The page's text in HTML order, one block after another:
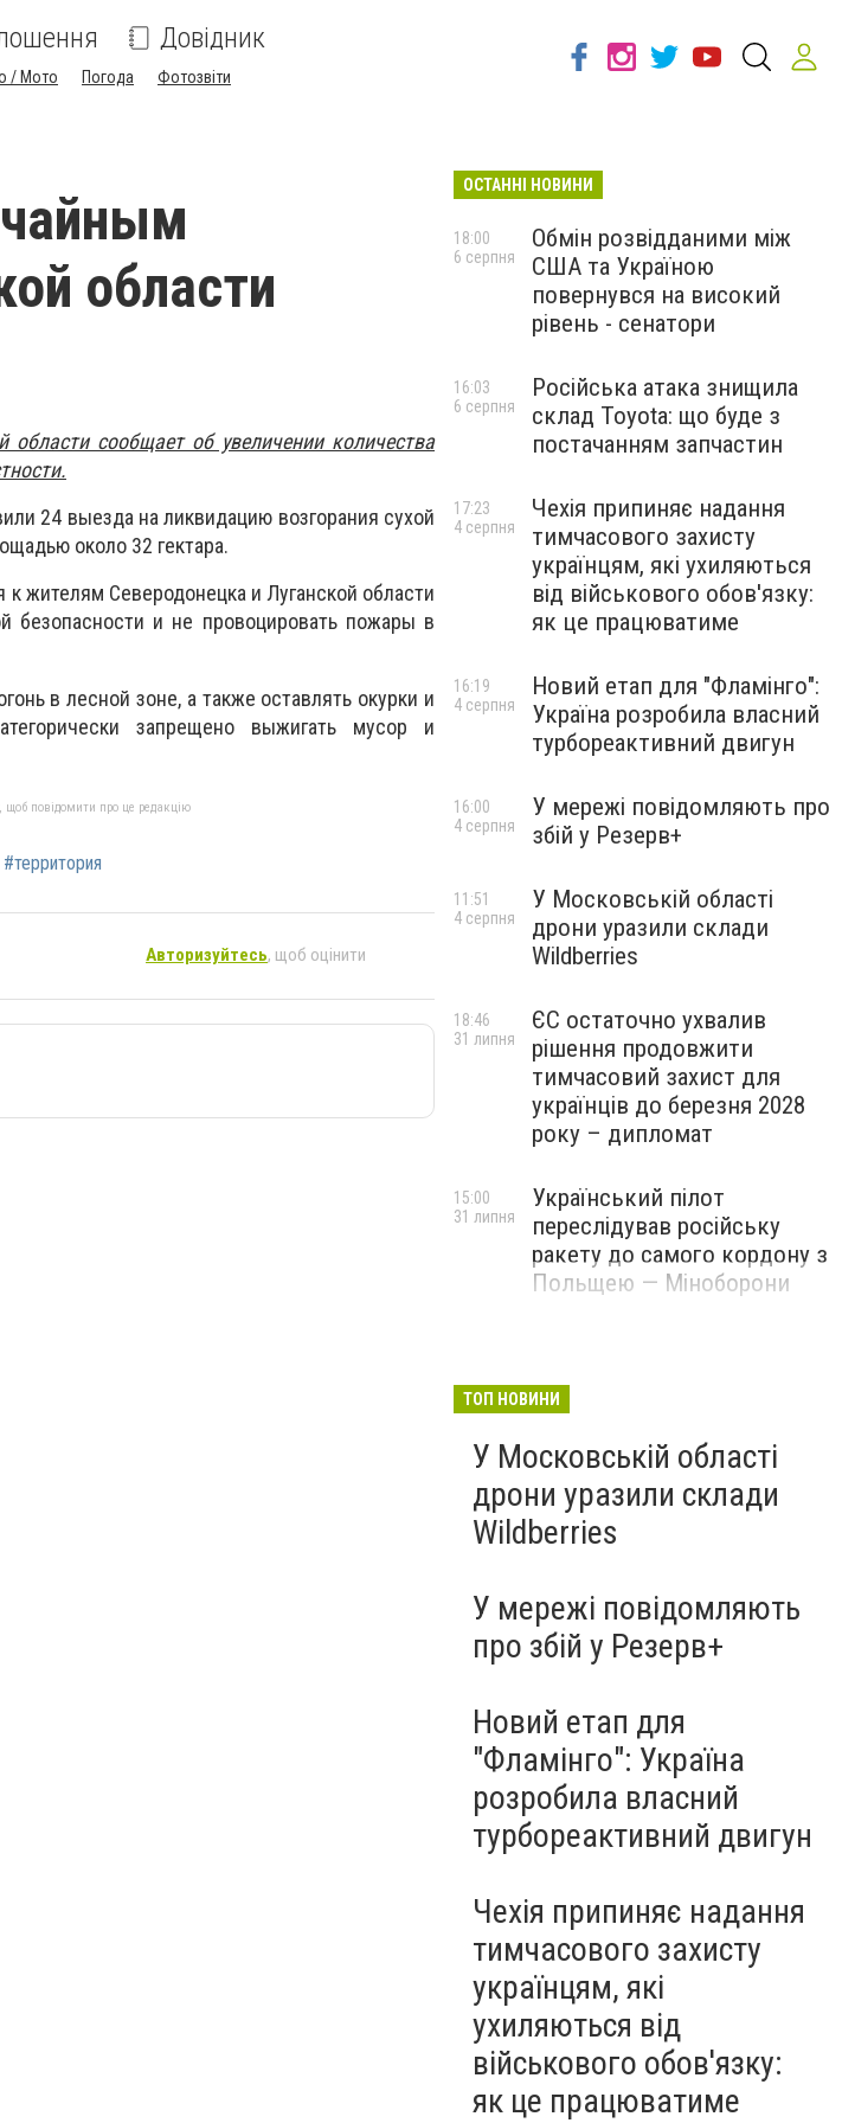
Довідник
/ Мото Погода Фотозвіти
области
сообщает об увеличении количества
24 выезда на ликвидацию возгорания сухой
около 32 гектара.
жителям Северодонецка и Луганской области
безопасности и не провоцировать пожары в
в лесной зоне, а также оставлять окурки и
запрещено выжигать мусор и
щоб повідомити про це редакцію
#территория
Авторизуйтесь, щоб оцінити
ОСТАННІ НОВИНИ
Обмін розвідданими між
США та Україною
повернувся на високий
рівень - сенатори
18:00
6 серпня
Російська атака знищила
склад Toyota: що буде з
постачанням запчастин
16:03
6 серпня
Чехія припиняє надання
тимчасового захисту
українцям, які ухиляються
від військового обов'язку:
як це працюватиме
17:23
4 серпня
Новий етап для "Фламінго":
Україна розробила власний
турбореактивний двигун
16:19
4 серпня
У мережі повідомляють про
збій у Резерв+
16:00
4 серпня
У Московській області
дрони уразили склади
Wildberries
11:51
4 серпня
ЄС остаточно ухвалив
рішення продовжити
тимчасовий захист для
українців до березня 2028
року – дипломат
18:46
31 липня
Український пілот
переслідував російську
ракету до самого кордону з
Польщею — Міноборони
15:00
31 липня
ТОП НОВИНИ
У Московській області
дрони уразили склади
Wildberries
У мережі повідомляють
про збій у Резерв+
Новий етап для
"Фламінго": Україна
розробила власний
турбореактивний двигун
Чехія припиняє надання
тимчасового захисту
українцям, які
ухиляються від
військового обов'язку:
як це працюватиме